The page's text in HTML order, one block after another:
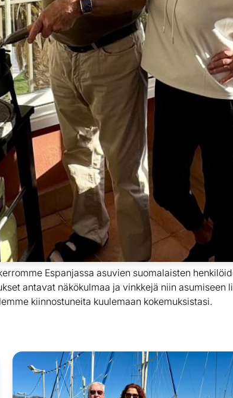
Espanjassa asuvien suomalaisten
antavat näkökulmaa ja vinkkejä niin
kiinnostuneita kuulemaan kokemuksistasi.